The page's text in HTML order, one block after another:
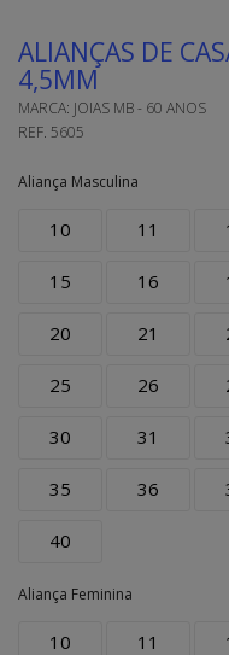
ALIANÇAS DE
4,5MM
MARCA: JOIAS MB - 60 ANOS
REF. 5605
Aliança Masculina
10 11
15 16
20 21
25 26
30 31
35 36
40
Aliança Feminina
10 11